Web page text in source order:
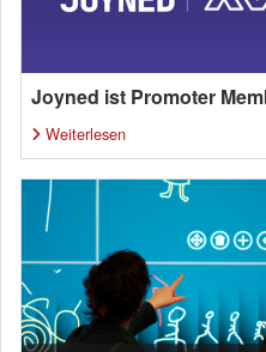
Joyned ist Promoter
Weiterlesen